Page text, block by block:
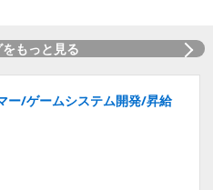
もっと見る
ー/ゲームシステム開発/昇給